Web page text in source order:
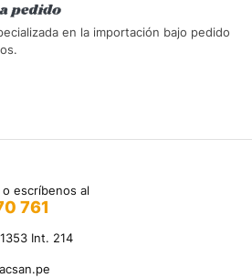
en la importación bajo pedido
o escríbenos al
761
Int. 214